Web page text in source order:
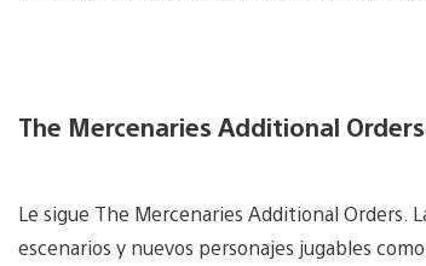
The Mercenaries Additional Orders
Le sigue The Mercenaries Additional Orders.
escenarios y nuevos personajes jugables